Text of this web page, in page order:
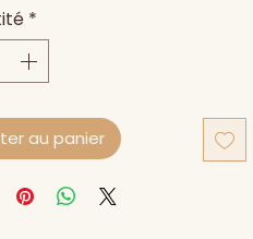
*
au panier